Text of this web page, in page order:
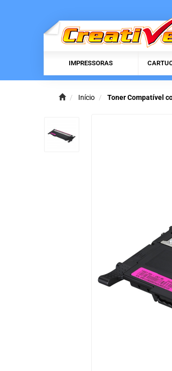
IMPRESSORAS
Início Toner Compatível